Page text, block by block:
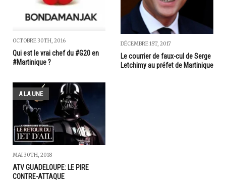
OCTOBRE 30TH, 2016
Qui est le vrai chef du #G20 en
#Martinique ?
DÉCEMBRE 1ST, 2017
Le courrier de faux-cul de Serge
Letchimy au préfet de Martinique
A LA UNE
MAI 30TH, 2018
ATV GUADELOUPE: LE PIRE
CONTRE-ATTAQUE